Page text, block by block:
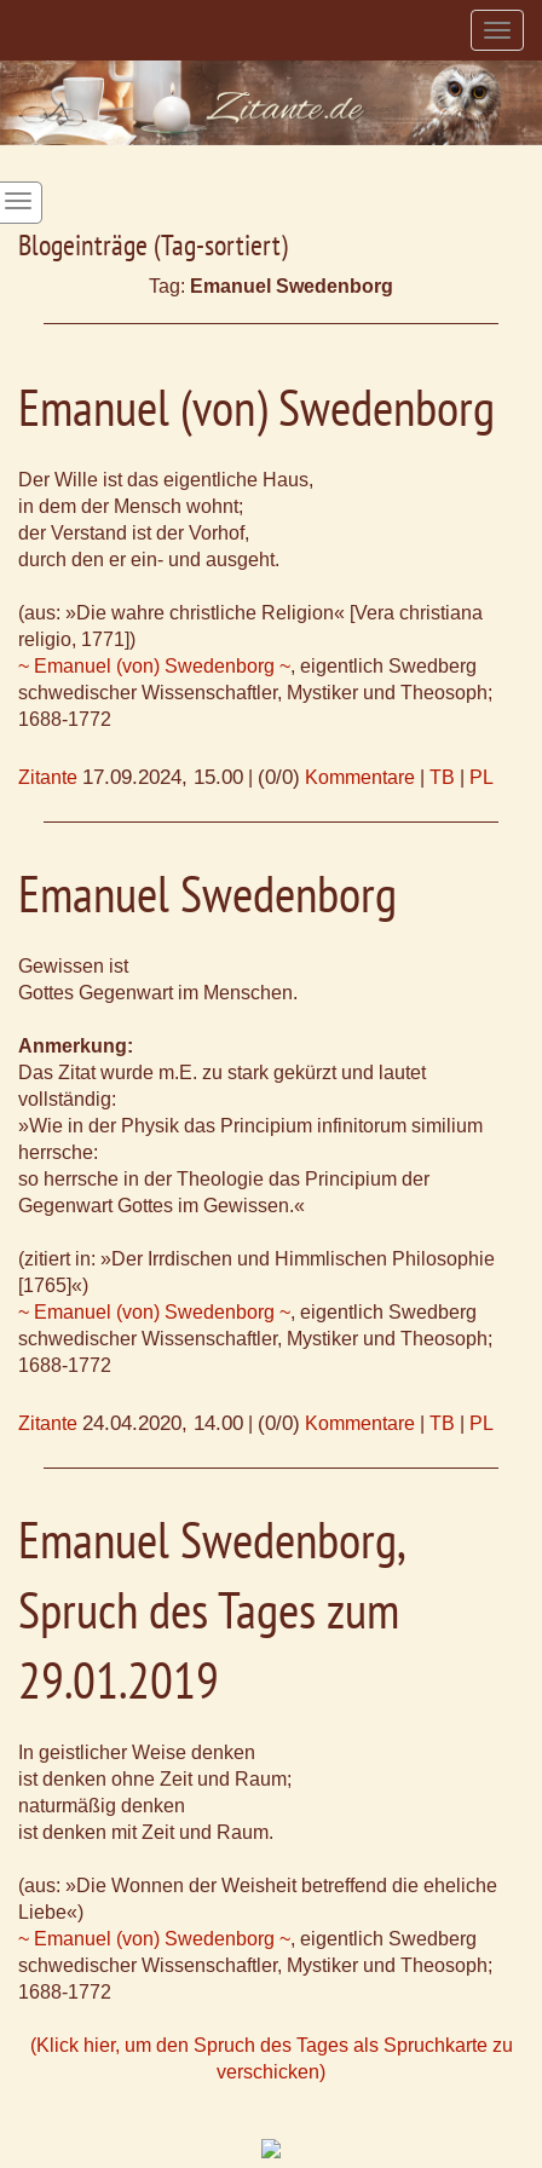
Blogeinträge (Tag-sortiert)
Tag: Emanuel Swedenborg
Emanuel (von) Swedenborg
Der Wille ist das eigentliche Haus,
in dem der Mensch wohnt;
der Verstand ist der Vorhof,
durch den er ein- und ausgeht.
(aus: »Die wahre christliche Religion« [Vera christiana
religio, 1771])
~ Emanuel (von) Swedenborg ~, eigentlich Swedberg
schwedischer Wissenschaftler, Mystiker und Theosoph;
1688-1772
Zitante 17.09.2024, 15.00 (0/0) Kommentare TB PL
Emanuel Swedenborg
Gewissen ist
Gottes Gegenwart im Menschen.
Anmerkung:
Das Zitat wurde m.E. zu stark gekürzt und lautet
vollständig:
»Wie in der Physik das Principium infinitorum similium
herrsche:
so herrsche in der Theologie das Principium der
Gegenwart Gottes im Gewissen.«
(zitiert in: »Der Irrdischen und Himmlischen Philosophie
[1765]«)
~ Emanuel (von) Swedenborg ~, eigentlich Swedberg
schwedischer Wissenschaftler, Mystiker und Theosoph;
1688-1772
Zitante 24.04.2020, 14.00 (0/0) Kommentare TB PL
Emanuel Swedenborg,
Spruch des Tages zum
29.01.2019
In geistlicher Weise denken
ist denken ohne Zeit und Raum;
naturmäßig denken
ist denken mit Zeit und Raum.
(aus: »Die Wonnen der Weisheit betreffend die eheliche
Liebe«)
~ Emanuel (von) Swedenborg ~, eigentlich Swedberg
schwedischer Wissenschaftler, Mystiker und Theosoph;
1688-1772
(Klick hier, um den Spruch des Tages als Spruchkarte zu
verschicken)